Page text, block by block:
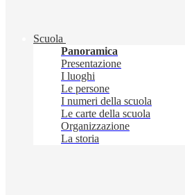
Scuola
Panoramica
Presentazione
I luoghi
Le persone
I numeri della scuola
Le carte della scuola
Organizzazione
La storia